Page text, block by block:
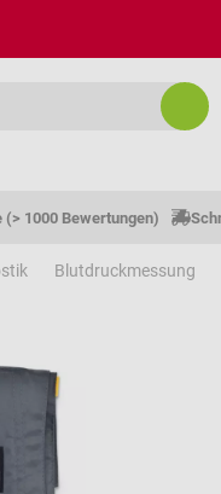
(> 1000 Bewertungen)
Blutdruckmessung